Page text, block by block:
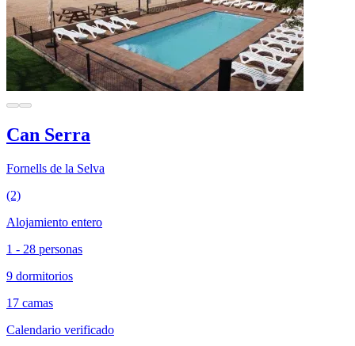
Can Serra
Fornells de la Selva
(2)
Alojamiento entero
1 - 28 personas
9 dormitorios
17 camas
Calendario verificado